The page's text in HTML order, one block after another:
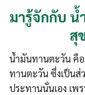
มารู้จักกับ น้
สุ
น้ำมันทานตะวัน คื
ทานตะวัน ซึ่งเป็นส่
ประทานนั่นเอง เพ